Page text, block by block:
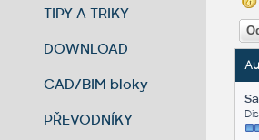
TIPY A TRIKY
DOWNLOAD
CAD/BIM bloky
PŘEVODNÍKY